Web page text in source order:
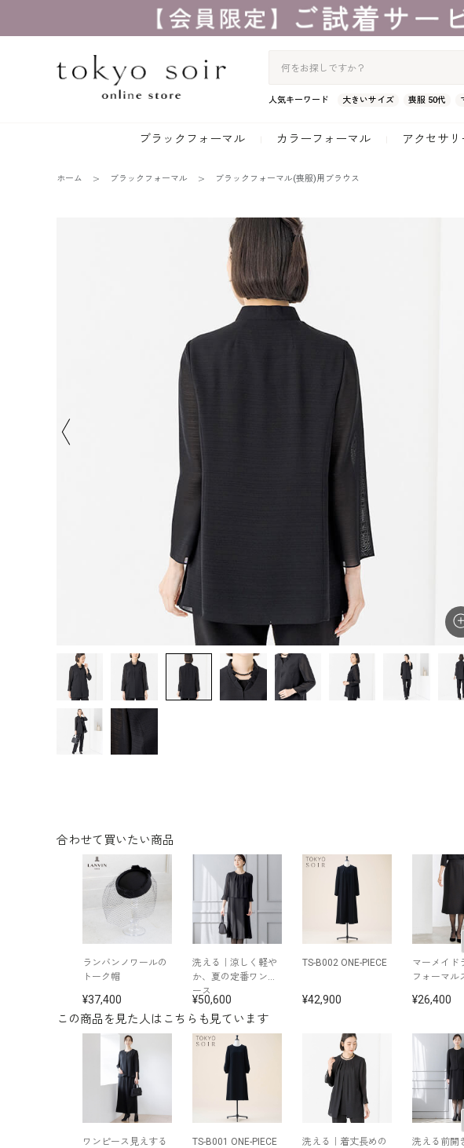
人気キーワード 大きいサイズ 喪服 50代
ブラックフォーマル カラーフォーマル アクセサリ
ホーム ブラックフォーマル ブラックフォーマル(喪服)用ブラウス
この商品を見た人はこちらも見ています
ワンピース見えする
TS-B001 ONE-PIECE
洗える｜着丈長めの
洗える前開
合わせて買いたい商品
ランバンノワールの
トーク帽
37,400
洗える｜涼しく軽
か、夏の定番ワンピ
ース
50,600
TS-B002 ONE-PIECE
42,900
マーメイド
フォーマル
26,400